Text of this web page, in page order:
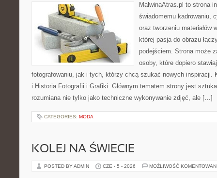
MalwinaAtras.pl to strona
świadomemu kadrowaniu,
oraz tworzeniu materiałów
której pasja do obrazu
podejściem. Strona może
osoby, które dopiero
fotografowaniu, jak i tych, którzy chcą szukać nowych inspiracji.
i Historia Fotografii i Grafiki. Głównym tematem strony jest
rozumiana nie tylko jako techniczne wykonywanie zdjęć, ale […]
CATEGORIES: MODA
KOLEJ NA ŚWIECIE
POSTED BY ADMIN CZE - 5 - 2026 MOŻLIWOŚĆ